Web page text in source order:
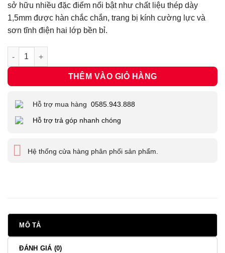
sở hữu nhiều đặc điểm nổi bật như chất liệu thép dày
1,5mm được hàn chắc chắn, trang bị kính cường lực và
sơn tĩnh điện hai lớp bền bỉ.
Tủ Chống Ẩm Andbon AB-21C | 20 Lít số lượng
THÊM VÀO GIỎ HÀNG
Hỗ trợ mua hàng 0585.943.888
Hỗ trợ trả góp nhanh chóng
Hệ thống cửa hàng phân phối sản phẩm.
MÔ TẢ
ĐÁNH GIÁ (0)